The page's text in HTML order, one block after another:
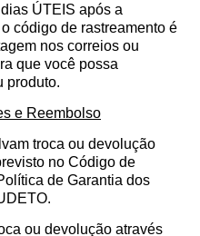
ÚTEIS após a
código de rastreamento é
nos correios ou
que você possa
produto.
e Reembolso
troca ou devolução
no Código de
de Garantia dos
ou devolução através